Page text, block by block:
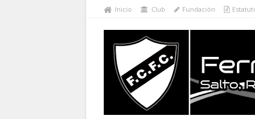
Inicio Club Fundación